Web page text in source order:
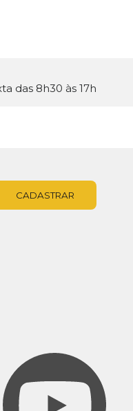
das 8h30 às 17h
CADASTRAR